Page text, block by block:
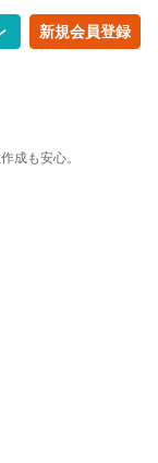
新規会員登録
成も安心。